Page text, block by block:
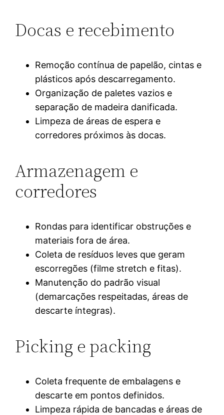
Docas e recebimento
Remoção contínua de papelão, cintas e
plásticos após descarregamento.
Organização de paletes vazios e
separação de madeira danificada.
Limpeza de áreas de espera e
corredores próximos às docas.
Armazenagem e
corredores
Rondas para identificar obstruções e
materiais fora de área.
Coleta de resíduos leves que geram
escorregões (filme stretch e fitas).
Manutenção do padrão visual
(demarcações respeitadas, áreas de
descarte íntegras).
Picking e packing
Coleta frequente de embalagens e
descarte em pontos definidos.
Limpeza rápida de bancadas e áreas de